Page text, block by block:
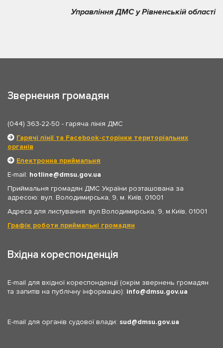
Управління ДМС у Рівненській області
Звернення громадян
(044) 363-22-50 - гаряча лінія ДМС
Гарячі лінії та Facebook-сторінки територіальних
органів
Електронна приймальня
E-mail: hotline
dmsu.gov.ua
Приймальня громадян ДМС України розташована за
адресою: вул. Володимирська, 9, м. Київ, 01001
Адреса для листування: вул.Володимирська, 9, м.Київ, 01001
Графік роботи приймальні громадян
Вхідна кореспонденція
E-mail для вхідної кореспонденції (окрім звернень громадян
та запитів на публічну інформацію): info dmsu.gov.ua
E-mail для органів судової влади: sud dmsu.gov.ua